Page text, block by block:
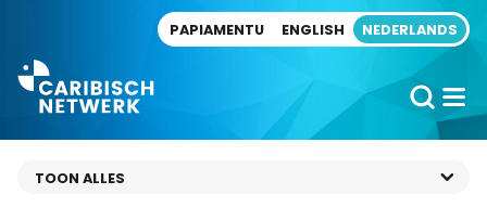
PAPIAMENTU ENGLISH NEDERLANDS